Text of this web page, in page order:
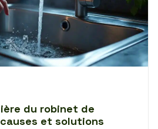
du robinet de
et solutions